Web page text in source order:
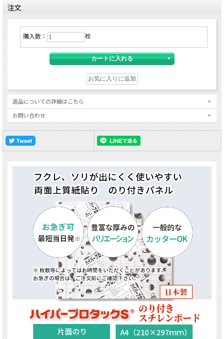
注文
購入数： 枚
返品についての詳細はこちら
お問い合わせ